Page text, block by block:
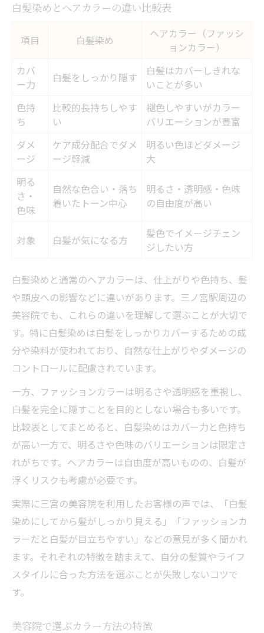
白髪染めとヘアカラーの違い比較表
項目 白髪染め
ヘアカラー（ファッシ
ョンカラー）
カバ
ー力
白髪をしっかり隠す
白髪はカバーしきれな
いことが多い
色持
ち
比較的長持ちしやす
い
褪色しやすいがカラー
バリエーションが豊富
ダメ
ージ
ケア成分配合でダメ
ージ軽減
明るい色ほどダメージ
大
明る
さ・
色味
自然な色合い・落ち
着いたトーン中心
明るさ・透明感・色味
の自由度が高い
対象 白髪が気になる方
髪色でイメージチェン
ジしたい方
白髪染めと通常のヘアカラーは、仕上がりや色持ち、髪
や頭皮への影響などに違いがあります。三ノ宮駅周辺の
美容院でも、これらの違いを理解して選ぶことが大切で
す。特に白髪染めは白髪をしっかりカバーするための成
分や染料が使われており、自然な仕上がりやダメージの
コントロールに配慮されています。
一方、ファッションカラーは明るさや透明感を重視し、
白髪を完全に隠すことを目的としない場合も多いです。
比較表としてまとめると、白髪染めはカバー力と色持ち
が高い一方で、明るさや色味のバリエーションは限定さ
れがちです。ヘアカラーは自由度が高いものの、白髪が
浮くリスクも考慮が必要です。
実際に三宮の美容院を利用したお客様の声では、「白髪
染めにしてから髪がしっかり見える」「ファッションカ
ラーだと白髪が目立ちやすい」などの意見が多く聞かれ
ます。それぞれの特徴を踏まえて、自分の髪質やライフ
スタイルに合った方法を選ぶことが失敗しないコツで
す。
美容院で選ぶカラー方法の特徴